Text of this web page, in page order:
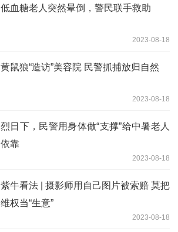
低血糖老人突然晕倒，警民联手救助
2023-08-18
黄鼠狼“造访”美容院 民警抓捕放归自然
2023-08-18
烈日下，民警用身体做“支撑”给中暑老人
依靠
2023-08-18
紫牛看法 | 摄影师用自己图片被索赔 莫把
维权当“生意”
2023-08-18